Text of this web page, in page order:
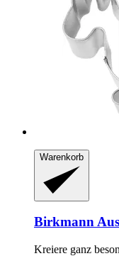
Warenkorb
Birkmann
Kreiere ganz